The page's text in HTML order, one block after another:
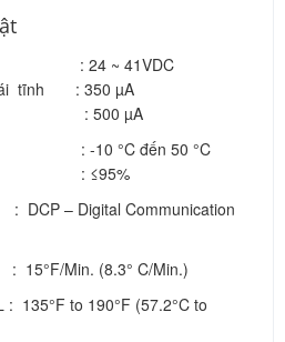
: 24 ~ 41VDC
tĩnh : 350 µA
động : 500 µA
: -10 °C đến 50 °C
: ≤95%
Digital Communication
Min. (8.3° C/Min.)
: 135°F to 190°F (57.2°C to